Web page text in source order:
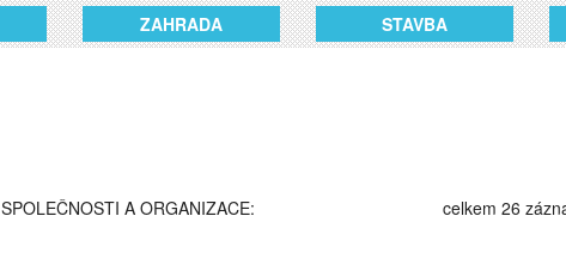
ZAHRADA STAVBA
celkem 26
SPOLEČNOSTI A ORGANIZACE: